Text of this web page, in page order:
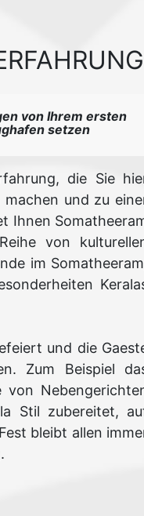
von Ihrem ersten
setzen
die Sie
und zu
Ihnen
von
im
und die
Zum Beispiel
von
Stil zubereitet,
bleibt allen